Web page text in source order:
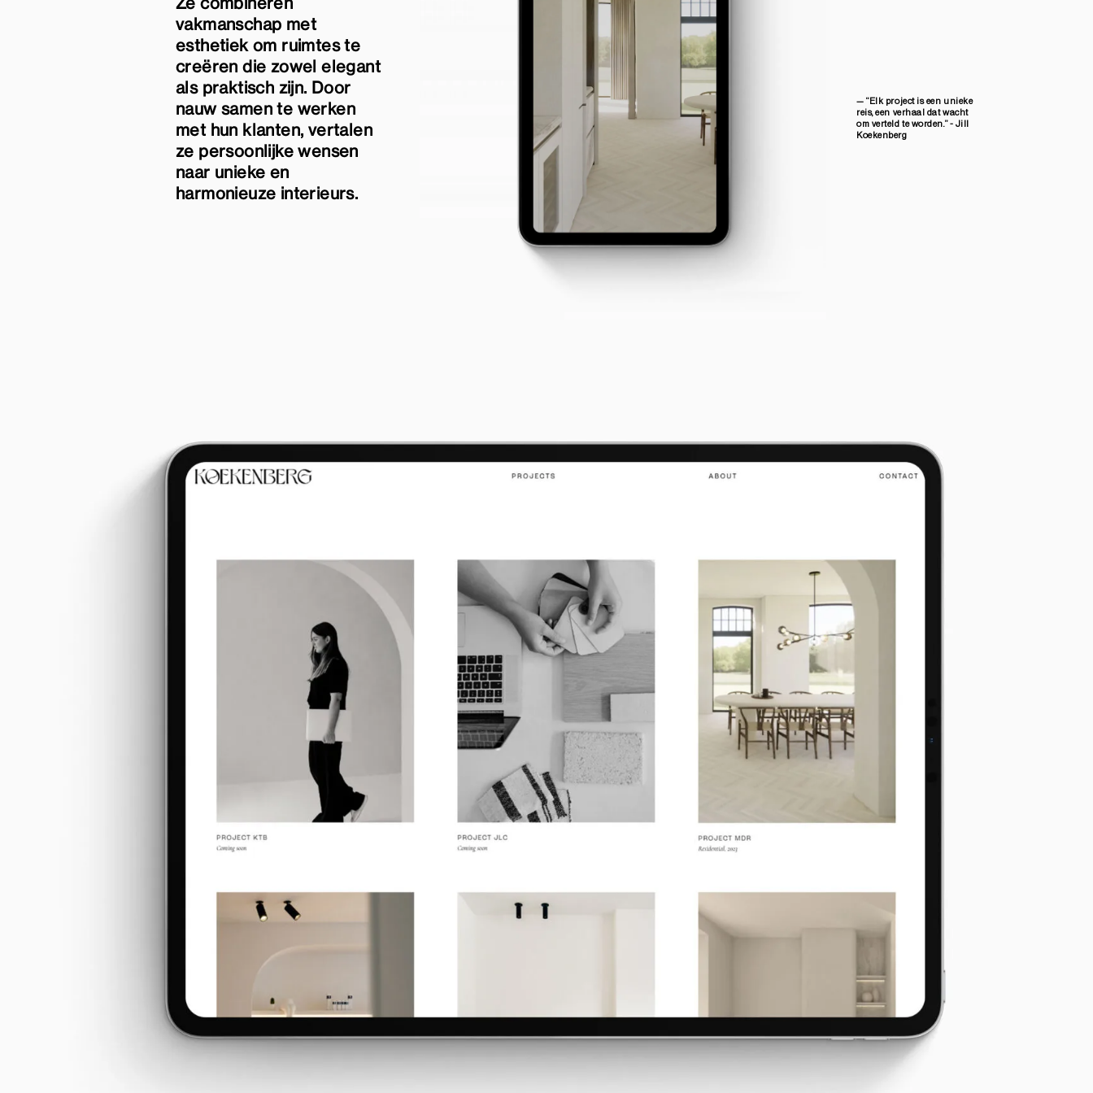
vakmanschap met
esthetiek om ruimtes te
creëren die zowel elegant
als praktisch zijn. Door
nauw samen te werken
met hun klanten, vertalen
ze persoonlijke wensen
naar unieke en
harmonieuze interieurs.
— “Elk project is een unieke
reis, een verhaal dat wacht
om verteld te worden.” - Jill
Koekenberg